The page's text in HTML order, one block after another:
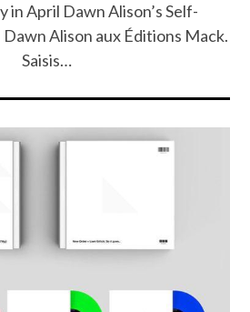
April Dawn Alison’s Self-
Alison aux Éditions Mack.
Saisis…